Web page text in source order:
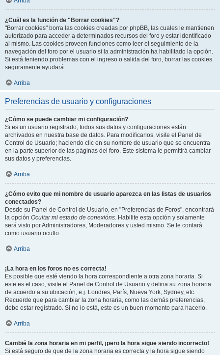
¿Cuál es la función de "Borrar cookies"?
"Borrar cookies" borra las cookies creadas por phpBB, las cuales le mantienen
autorizado para acceder a determinados recursos del foro y estar identificado
al mismo. Las cookies proveen funciones como leer el seguimiento de la
navegación del foro por el usuario si la administración ha habilitado la opción.
Si está teniendo problemas con el ingreso o salida del foro, borrar las cookies
seguramente ayudará.
Arriba
Preferencias de usuario y configuraciones
¿Cómo se puede cambiar mi configuración?
Si es un usuario registrado, todos sus datos y configuraciones están
archivados en nuestra base de datos. Para modificarlos, visite el Panel de
Control de Usuario; haciendo clic en su nombre de usuario que se encuentra
en la parte superior de las páginas del foro. Este sistema le permitirá cambiar
sus datos y preferencias.
Arriba
¿Cómo evito que mi nombre de usuario aparezca en las listas de usuarios
conectados?
Desde su Panel de Control de Usuario, en "Preferencias de Foros", encontrará
la opción Ocultar mi estado de conexións. Habilite esta opción y solamente
será visto por Administradores, Moderadores y usted mismo. Se le contará
como usuario oculto.
Arriba
¡La hora en los foros no es correcta!
Es posible que esté viendo la hora correspondiente a otra zona horaria. Si
este es el caso, visite el Panel de Control de Usuario y defina su zona horaria
de acuerdo a su ubicación, e.j. Londres, París, Nueva York, Sydney, etc.
Recuerde que para cambiar la zona horaria, como las demás preferencias,
debe estar registrado. Si no lo está, este es un buen momento para hacerlo.
Arriba
Cambié la zona horaria en mi perfil, ¡pero la hora sigue siendo incorrecto!
Si está seguro de que de la zona horaria es correcta y la hora sigue siendo